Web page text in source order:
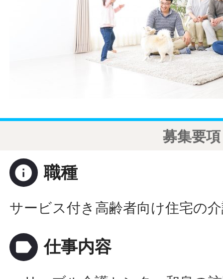
募集要項
info 職種
サービス付き高齢者向け住宅の
label 仕事内容